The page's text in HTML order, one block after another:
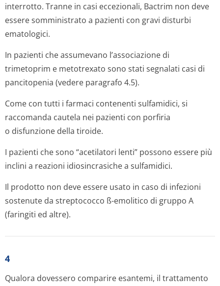
interrotto. Tranne in casi eccezionali, Bactrim non deve
essere somministrato a pazienti con gravi disturbi
ematologici.
In pazienti che assumevano l’associazione di
trimetoprim e metotrexato sono stati segnalati casi di
pancitopenia (vedere paragrafo 4.5).
Come con tutti i farmaci contenenti sulfamidici, si
raccomanda cautela nei pazienti con porfiria
o disfunzione della tiroide.
I pazienti che sono “acetilatori lenti” possono essere più
inclini a reazioni idiosincrasiche a sulfamidici.
Il prodotto non deve essere usato in caso di infezioni
sostenute da streptococco ß-emolitico di gruppo A
(faringiti ed altre).
4
Qualora dovessero comparire esantemi, il trattamento